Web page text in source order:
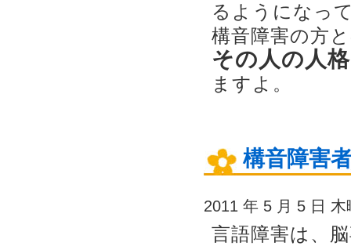
るようになっ
構音障害の方
その人の人
ますよ。
構音障害
2011 年 5 月 5 日 木
言語障害は、